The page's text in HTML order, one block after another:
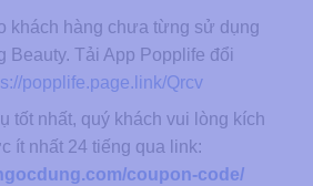
khách hàng chưa từng sử dụng
Beauty. Tải App Popplife đổi
popplife.page.link/Qrcv
tốt nhất, quý khách vui lòng kích
ít nhất 24 tiếng qua link:
coupon-code/